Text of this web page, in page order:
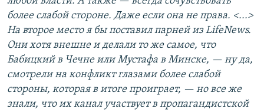
более слабой стороне. Даже если она не права. <...>
На второе место я бы поставил парней из LifeNews.
Они хотя внешне и делали то же самое, что
Бабицкий в Чечне или Мустафа в Минске, — ну да,
смотрели на конфликт глазами более слабой
стороны, которая в итоге проиграет, — но все же
знали, что их канал участвует в пропагандистской